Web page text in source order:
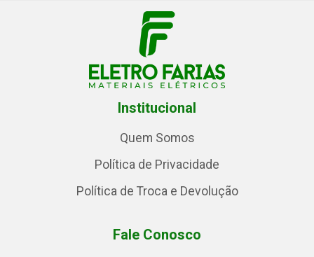
Institucional
Quem Somos
Política de Privacidade
Política de Troca e Devolução
Fale Conosco